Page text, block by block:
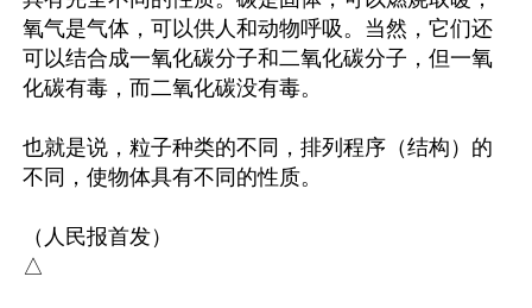
氧气是气体，可以供人和动物呼吸。当然，它们还
可以结合成一氧化碳分子和二氧化碳分子，但一氧
化碳有毒，而二氧化碳没有毒。
也就是说，粒子种类的不同，排列程序（结构）的
不同，使物体具有不同的性质。
（人民报首发）